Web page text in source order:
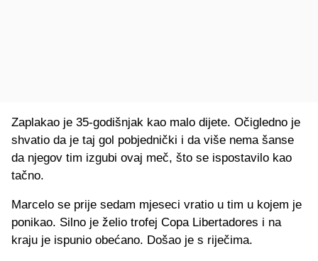
Zaplakao je 35-godišnjak kao malo dijete. Očigledno je
shvatio da je taj gol pobjednički i da više nema šanse
da njegov tim izgubi ovaj meč, što se ispostavilo kao
tačno.
Marcelo se prije sedam mjeseci vratio u tim u kojem je
ponikao. Silno je želio trofej Copa Libertadores i na
kraju je ispunio obećano. Došao je s riječima.